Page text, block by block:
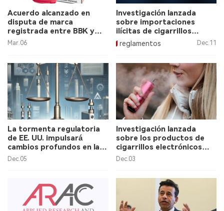
REGULACIÓN
CHINA
EXPOSICIÓN
ENTREVISTA
Acuerdo alcanzado en
disputa de marca
registrada entre BBK y
Olympic Reef
Mar.06
Investigación lanzada
sobre importaciones
ilícitas de cigarrillos
electrónicos chinos en
Estados Unidos.
reglamentos Dec.11
La tormenta regulatoria
de EE. UU. impulsará
cambios profundos en la
cadena de suministro de
CEO de 2Firsts.
Dec.05
Investigación lanzada
sobre los productos de
cigarrillos electrónicos
chinos en el mercado de
Dec.03